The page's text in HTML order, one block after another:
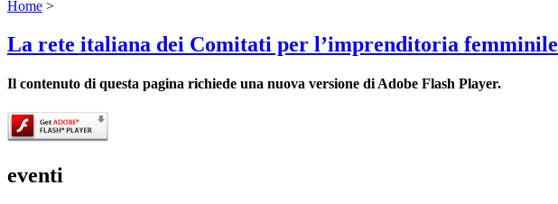
Home >
La rete italiana dei Comitati per l’imprenditoria femminile
Il contenuto di questa pagina richiede una nuova versione di Adobe Flash Player.
eventi